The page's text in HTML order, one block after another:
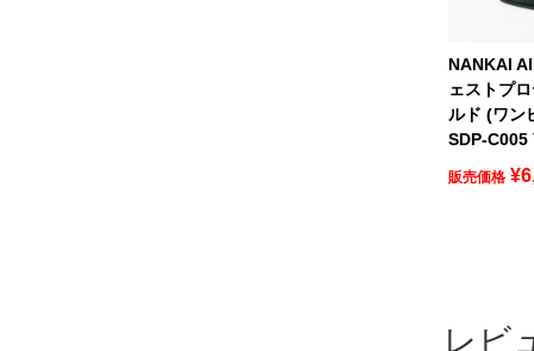
NANKAI
ェストプ
ルド (ワン
SDP-C005
販売価格 ¥
レビ